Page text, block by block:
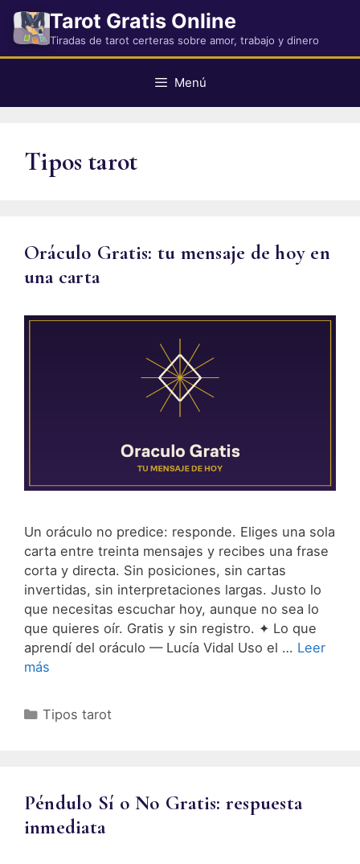
Saltar
contenido
Tarot Gratis Online
Tiradas de tarot certeras sobre amor, trabajo y dinero
Menú
Tipos tarot
Oráculo Gratis: tu mensaje de hoy en
una carta
Un oráculo no predice: responde. Eliges una sola
carta entre treinta mensajes y recibes una frase
corta y directa. Sin posiciones, sin cartas
invertidas, sin interpretaciones largas. Justo lo
que necesitas escuchar hoy, aunque no sea lo
que quieres oír. Gratis y sin registro. ✦ Lo que
aprendí del oráculo — Lucía Vidal Uso el … Leer
más
Categorías
Tipos tarot
Péndulo Sí o No Gratis: respuesta
inmediata